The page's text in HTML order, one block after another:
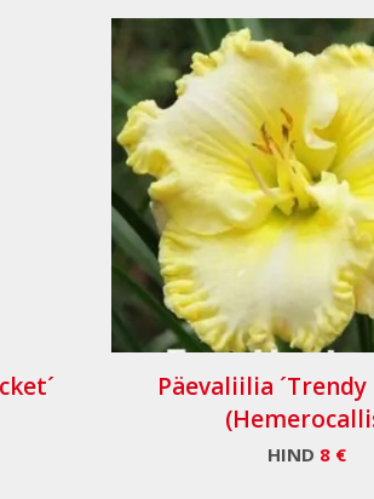
Päevaliilia ´Trendy
HIND 8 €